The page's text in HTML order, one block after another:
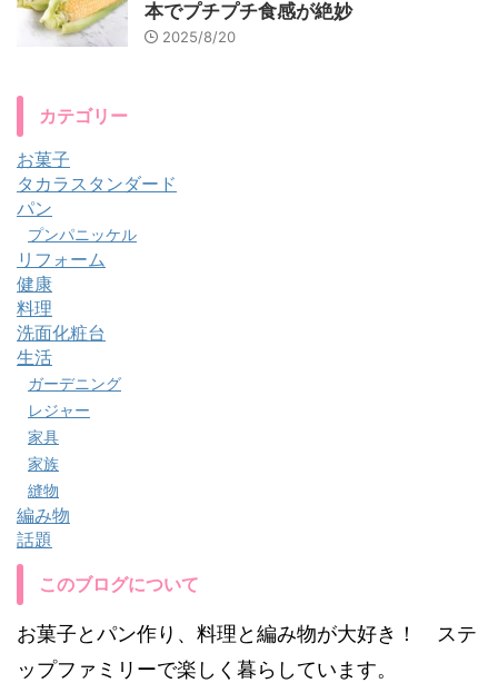
本でプチプチ食感が絶妙
2025/8/20
カテゴリー
お菓子
タカラスタンダード
パン
プンパニッケル
リフォーム
健康
料理
洗面化粧台
生活
ガーデニング
レジャー
家具
家族
縫物
編み物
話題
このブログについて
お菓子とパン作り、料理と編み物が大好き！ ステ
ップファミリーで楽しく暮らしています。